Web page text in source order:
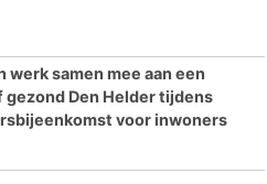
werk samen mee aan een
Den Helder tijdens
voor inwoners